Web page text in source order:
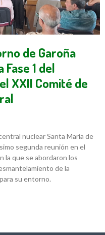
de Garoña
1 del
XXII Comité de
nuclear Santa María de
segunda reunión en el
la que se abordaron los
de la
su entorno.